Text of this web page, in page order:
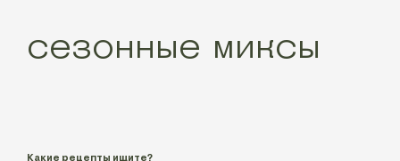
сезонные миксы
Какие рецепты ищите?